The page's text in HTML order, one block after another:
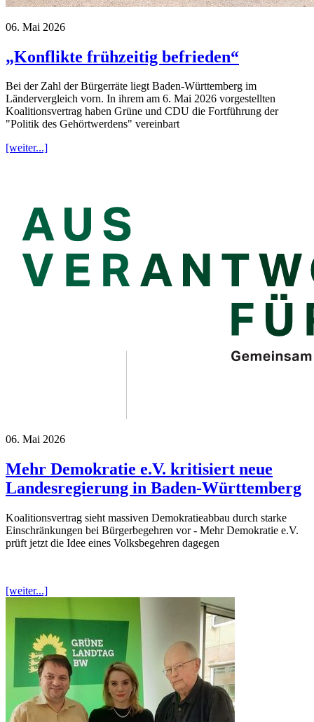
06. Mai 2026
„Konflikte frühzeitig befrieden“
Bei der Zahl der Bürgerräte liegt Baden-Württemberg im
Ländervergleich vorn. In ihrem am 6. Mai 2026 vorgestellten
Koalitionsvertrag haben Grüne und CDU die Fortführung der
"Politik des Gehörtwerdens" vereinbart
[weiter...]
06. Mai 2026
Mehr Demokratie e.V. kritisiert neue
Landesregierung in Baden-Württemberg
Koalitionsvertrag sieht massiven Demokratieabbau durch starke
Einschränkungen bei Bürgerbegehren vor - Mehr Demokratie e.V.
prüft jetzt die Idee eines Volksbegehren dagegen
[weiter...]